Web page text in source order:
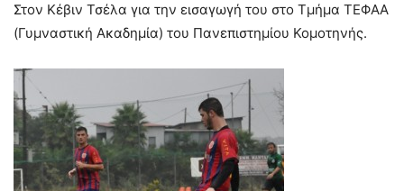
Στον Κέβιν Τσέλα για την εισαγωγή του στο Τμήμα ΤΕΦΑΑ
(Γυμναστική Ακαδημία) του Πανεπιστημίου Κομοτηνής.